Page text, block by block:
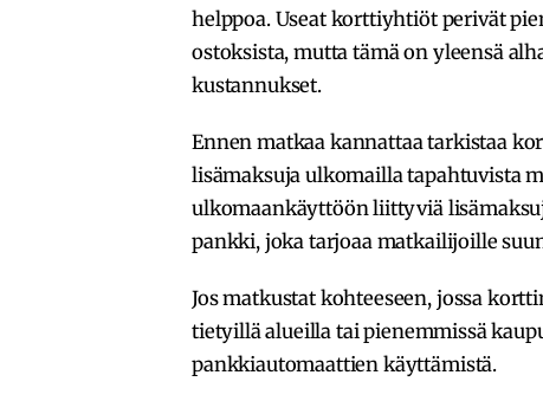
helppoa. Useat korttiyhtiöt perivät
ostoksista, mutta tämä on yleensä
kustannukset.
Ennen matkaa kannattaa tarkistaa
lisämaksuja ulkomailla tapahtuvista
ulkomaankäyttöön liittyviä
pankki, joka tarjoaa matkailijoille
Jos matkustat kohteeseen, jossa
tietyillä alueilla tai pienemmissä
pankkiautomaattien käyttämistä.